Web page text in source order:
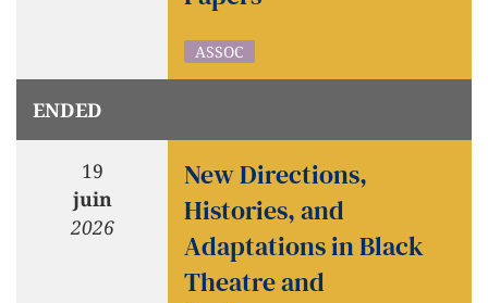
ASSOC
ENDED
19
juin
2026
New Directions,
Histories, and
Adaptations in Black
Theatre and